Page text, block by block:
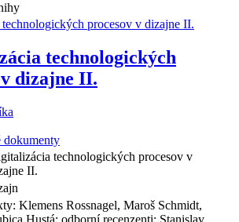
technologických
dizajne II.
dokumenty
technologických procesov v
II.
Klemens Rossnagel, Maroš Schmidt,